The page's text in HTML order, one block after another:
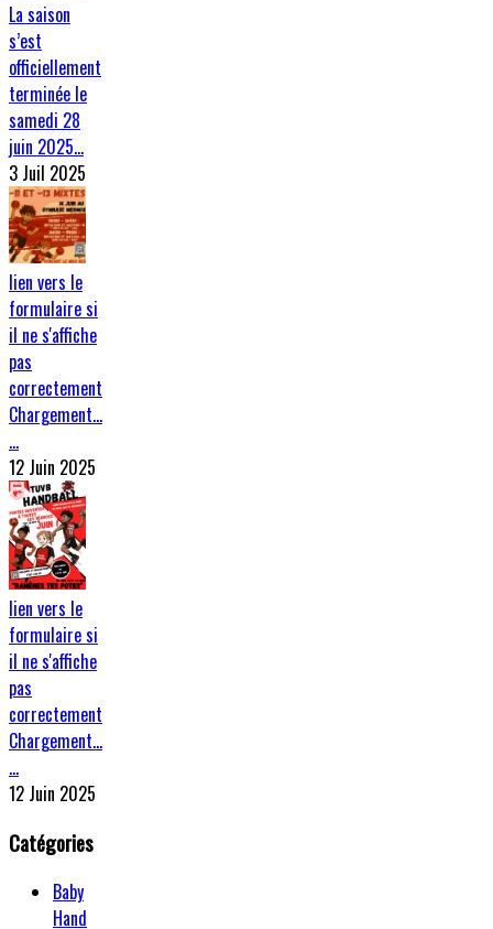
La saison
s’est
officiellement
terminée le
samedi 28
juin 2025…
3 Juil 2025
lien vers le
formulaire si
il ne s'affiche
pas
correctement
Chargement…
…
12 Juin 2025
lien vers le
formulaire si
il ne s'affiche
pas
correctement
Chargement…
…
12 Juin 2025
Catégories
Baby
Hand